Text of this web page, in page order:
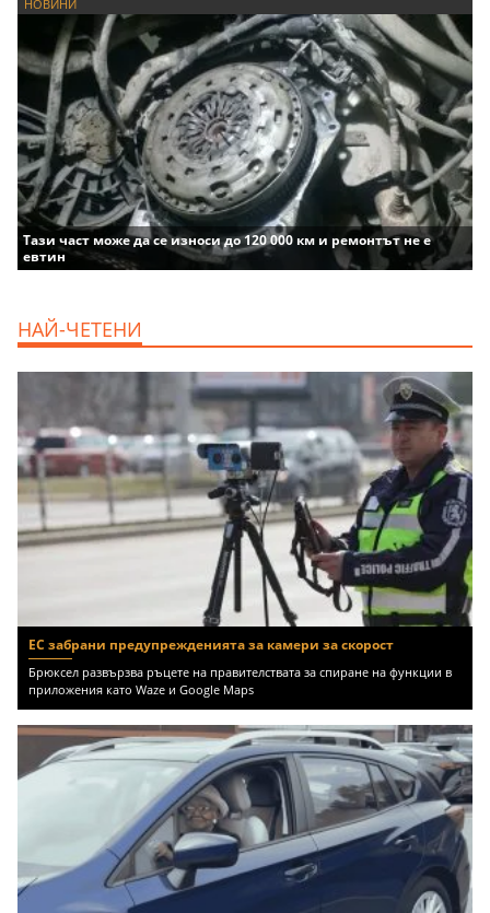
НОВИНИ
Тази част може да се износи до 120 000 км и ремонтът не е
евтин
НАЙ-ЧЕТЕНИ
ЕС забрани предупрежденията за камери за скорост
Брюксел развързва ръцете на правителствата за спиране на функции в
приложения като Waze и Google Maps